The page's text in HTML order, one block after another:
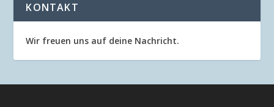
KONTAKT
Wir freuen uns auf deine Nachricht.